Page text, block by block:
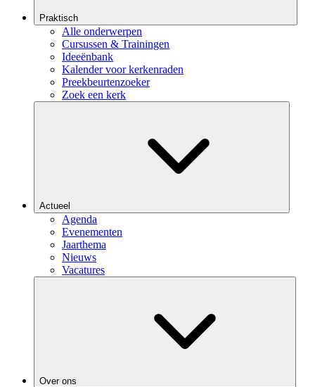
Praktisch
Alle onderwerpen
Cursussen & Trainingen
Ideeënbank
Kalender voor kerkenraden
Preekbeurtenzoeker
Zoek een kerk
Actueel
Agenda
Evenementen
Jaarthema
Nieuws
Vacatures
Over ons